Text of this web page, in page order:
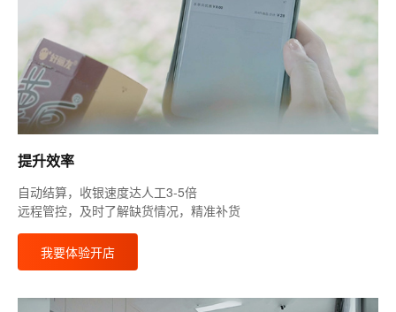
提升效率
自动结算，收银速度达人工3-5倍
远程管控，及时了解缺货情况，精准补货
我要体验开店